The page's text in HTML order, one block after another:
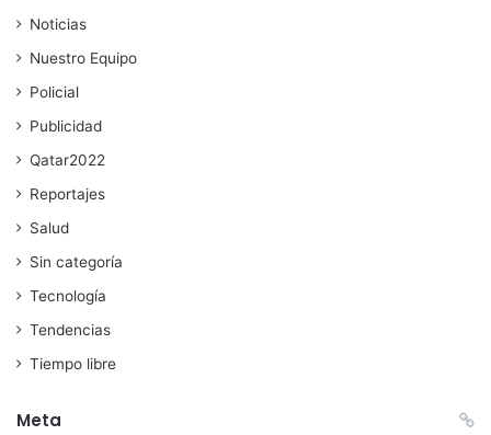
Noticias
Nuestro Equipo
Policial
Publicidad
Qatar2022
Reportajes
Salud
Sin categoría
Tecnología
Tendencias
Tiempo libre
Meta